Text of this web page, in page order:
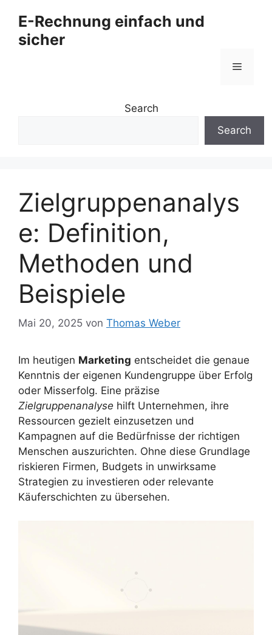
Inhalt
springen
E-Rechnung einfach und
sicher
Menü
Search
Search
Zielgruppenanalys
e: Definition,
Methoden und
Beispiele
Mai 20, 2025 von Thomas Weber
Im heutigen Marketing entscheidet die genaue
Kenntnis der eigenen Kundengruppe über Erfolg
oder Misserfolg. Eine präzise
Zielgruppenanalyse hilft Unternehmen, ihre
Ressourcen gezielt einzusetzen und
Kampagnen auf die Bedürfnisse der richtigen
Menschen auszurichten. Ohne diese Grundlage
riskieren Firmen, Budgets in unwirksame
Strategien zu investieren oder relevante
Käuferschichten zu übersehen.